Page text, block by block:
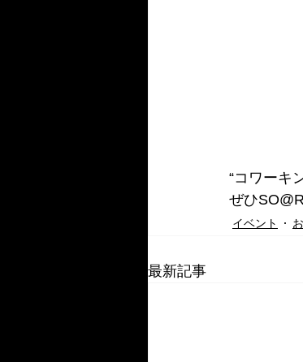
“コワーキ
ぜひ
イベント
最新記事